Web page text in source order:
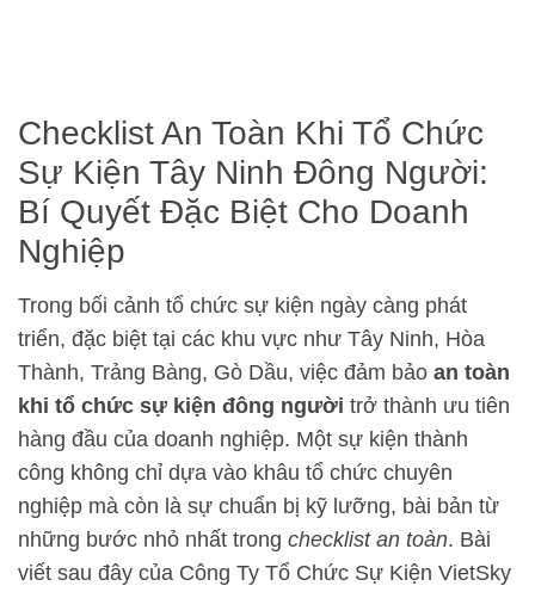
Checklist An Toàn Khi Tổ Chức
Sự Kiện Tây Ninh Đông Người:
Bí Quyết Đặc Biệt Cho Doanh
Nghiệp
Trong bối cảnh tổ chức sự kiện ngày càng phát
triển, đặc biệt tại các khu vực như Tây Ninh, Hòa
Thành, Trảng Bàng, Gò Dầu, việc đảm bảo an toàn
khi tổ chức sự kiện đông người trở thành ưu tiên
hàng đầu của doanh nghiệp. Một sự kiện thành
công không chỉ dựa vào khâu tổ chức chuyên
nghiệp mà còn là sự chuẩn bị kỹ lưỡng, bài bản từ
những bước nhỏ nhất trong checklist an toàn. Bài
viết sau đây của Công Ty Tổ Chức Sự Kiện VietSky